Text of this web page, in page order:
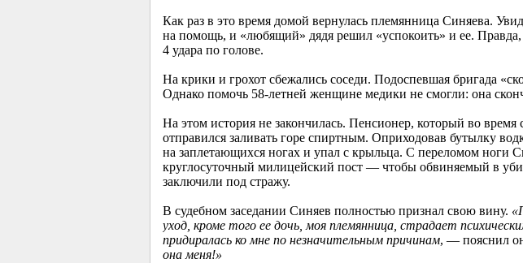
Как раз в это время домой вернулась племянница Синяева.
на помощь, и «любящий» дядя решил «успокоить» и ее.
4 удара по голове.
На крики и грохот сбежались соседи. Подоспевшая бригада
Однако помочь 58-летней женщине медики не смогли: она
На этом история не закончилась. Пенсионер, который во
отправился заливать горе спиртным. Оприходовав бутылку
на заплетающихся ногах и упал с крыльца. С переломом ноги
круглосуточный милицейский пост — чтобы обвиняемый в
заключили под стражу.
В судебном заседании Синяев полностью признал свою вину.
уход, кроме того ее дочь, моя племянница, страдает
придиралась ко мне по незначительным причинам, — пояснил
она меня!»